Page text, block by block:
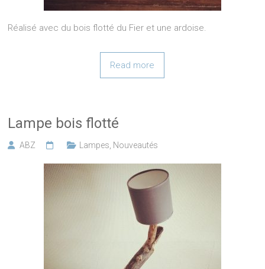
Réalisé avec du bois flotté du Fier et une ardoise.
Read more
Lampe bois flotté
ABZ Lampes Nouveautés